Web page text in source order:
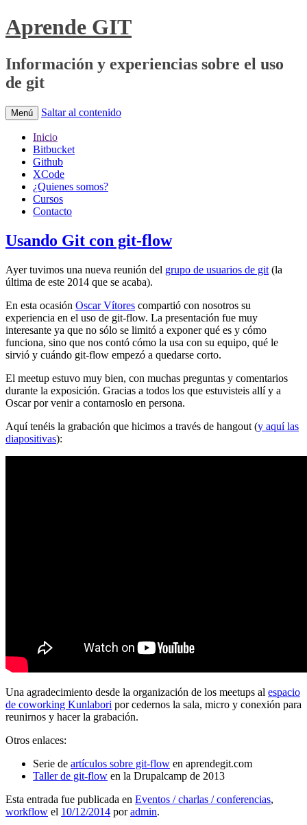
Aprende GIT
Información y experiencias sobre el uso
de git
Menú Saltar al contenido
Inicio
Bitbucket
Github
XCode
¿Quienes somos?
Cursos
Contacto
Usando Git con git-flow
Ayer tuvimos una nueva reunión del grupo de usuarios de git (la
última de este 2014 que se acaba).
En esta ocasión Oscar Vítores compartió con nosotros su
experiencia en el uso de git-flow. La presentación fue muy
interesante ya que no sólo se limitó a exponer qué es y cómo
funciona, sino que nos contó cómo la usa con su equipo, qué le
sirvió y cuándo git-flow empezó a quedarse corto.
El meetup estuvo muy bien, con muchas preguntas y comentarios
durante la exposición. Gracias a todos los que estuvisteis allí y a
Oscar por venir a contarnoslo en persona.
Aquí tenéis la grabación que hicimos a través de hangout (y aquí las
diapositivas):
Una agradecimiento desde la organización de los meetups al espacio
de coworking Kunlabori por cedernos la sala, micro y conexión para
reunirnos y hacer la grabación.
Otros enlaces:
Serie de artículos sobre git-flow en aprendegit.com
Taller de git-flow en la Drupalcamp de 2013
Esta entrada fue publicada en Eventos / charlas / conferencias,
workflow el 10/12/2014 poradmin.